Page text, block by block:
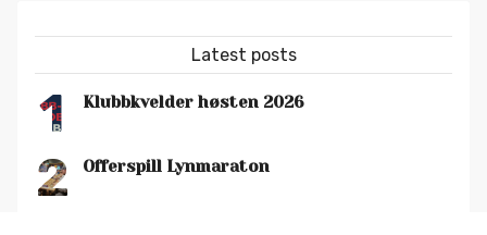
Latest posts
1 Klubbkvelder høsten 2026
2 Offerspill Lynmaraton